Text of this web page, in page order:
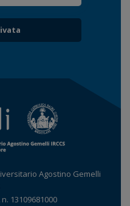
Agostino Gemelli
13109681000